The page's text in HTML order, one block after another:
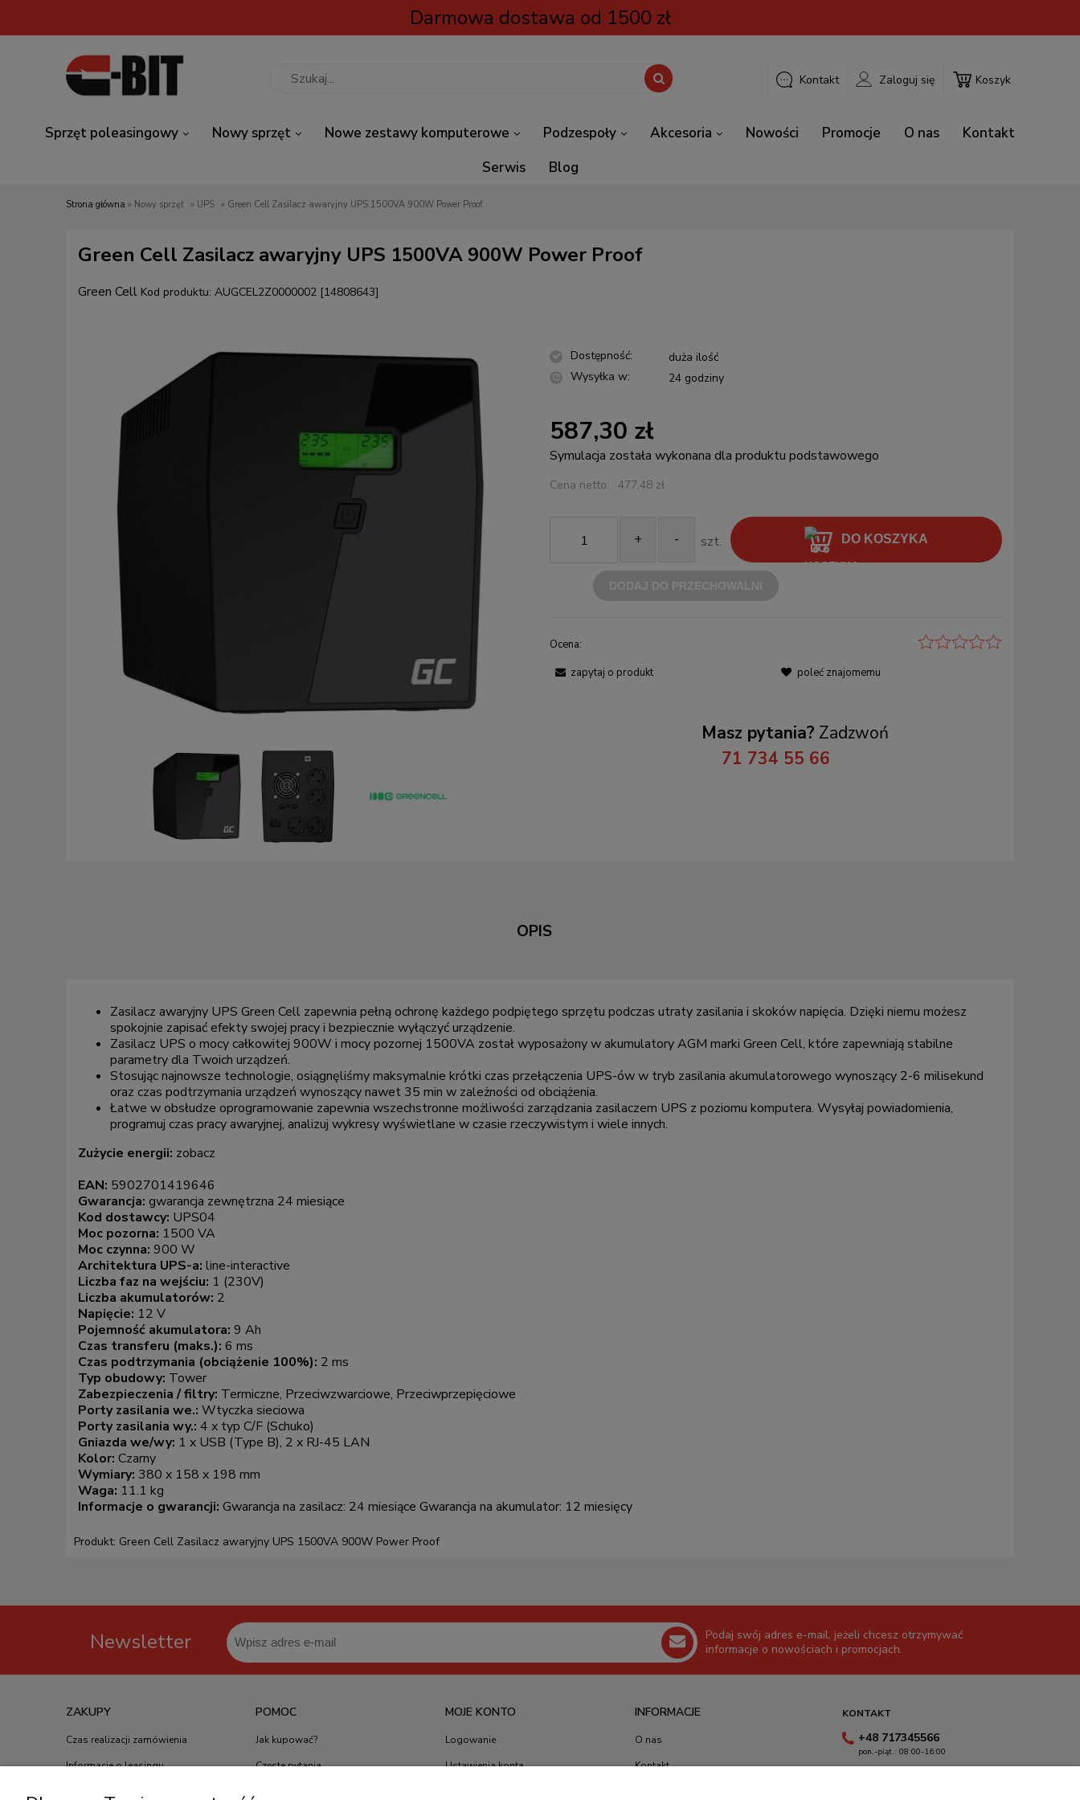
Darmowa dostawa od 1500 zł
Koszyk
Kontakt Zaloguj się
Sprzęt poleasingowy Nowy sprzęt Nowe zestawy komputerowe Podzespoły Akcesoria Nowości Promocje O nas
Kontakt
Serwis
Blog
Strona główna » Nowy sprzęt » UPS » Green Cell Zasilacz awaryjny UPS 1500VA 900W Power Proof
Green Cell Zasilacz awaryjny UPS 1500VA 900W Power Proof
Green Cell Kod produktu: AUGCEL2Z0000002 [14808643]
Dostępność:
duża ilość
Wysyłka w:
24 godziny
587,30 zł
Symulacja została wykonana dla produktu podstawowego
Cena netto: 477,48 zł
+ - szt. DO KOSZYKA
Ocena:
zapytaj o produkt
poleć znajomemu
Masz pytania? Zadzwoń
71 734 55 66
OPIS
Zasilacz awaryjny UPS Green Cell zapewnia pełną ochronę każdego podpiętego sprzętu podczas utraty zasilania i skoków napięcia. Dzięki niemu możesz
spokojnie zapisać efekty swojej pracy i bezpiecznie wyłączyć urządzenie.
Zasilacz UPS o mocy całkowitej 900W i mocy pozornej 1500VA został wyposażony w akumulatory AGM marki Green Cell, które zapewniają stabilne
parametry dla Twoich urządzeń.
Stosując najnowsze technologie, osiągnęliśmy maksymalnie krótki czas przełączenia UPS-ów w tryb zasilania akumulatorowego wynoszący 2-6 milisekund
oraz czas podtrzymania urządzeń wynoszący nawet 35 min w zależności od obciążenia.
Łatwe w obsłudze oprogramowanie zapewnia wszechstronne możliwości zarządzania zasilaczem UPS z poziomu komputera. Wysyłaj powiadomienia,
programuj czas pracy awaryjnej, analizuj wykresy wyświetlane w czasie rzeczywistym i wiele innych.
Zużycie energii: zobacz
EAN: 5902701419646
Gwarancja: gwarancja zewnętrzna 24 miesiące
Kod dostawcy: UPS04
Moc pozorna: 1500 VA
Moc czynna: 900 W
Architektura UPS-a: line-interactive
Liczba faz na wejściu: 1 (230V)
Liczba akumulatorów: 2
Napięcie: 12 V
Pojemność akumulatora: 9 Ah
Czas transferu (maks.): 6 ms
Czas podtrzymania (obciążenie 100%): 2 ms
Typ obudowy: Tower
Zabezpieczenia / filtry: Termiczne, Przeciwzwarciowe, Przeciwprzepięciowe
Porty zasilania we.: Wtyczka sieciowa
Porty zasilania wy.: 4 x typ C/F (Schuko)
Gniazda we/wy: 1 x USB (Type B), 2 x RJ-45 LAN
Kolor: Czarny
Wymiary: 380 x 158 x 198 mm
Waga: 11.1 kg
Informacje o gwarancji: Gwarancja na zasilacz: 24 miesiące Gwarancja na akumulator: 12 miesięcy
Produkt: Green Cell Zasilacz awaryjny UPS 1500VA 900W Power Proof
Newsletter
Podaj swój adres e-mail, jeżeli chcesz otrzymywać
informacje o nowościach i promocjach.
KONTAKT
+48 717345566
pon.-piąt.: 08:00-16:00
ZAKUPY
Czas realizacji zamówienia
Informacje o leasingu
POMOC
Jak kupować?
Częste pytania
MOJE KONTO
Logowanie
Ustawienia konta
INFORMACJE
O nas
Kontakt